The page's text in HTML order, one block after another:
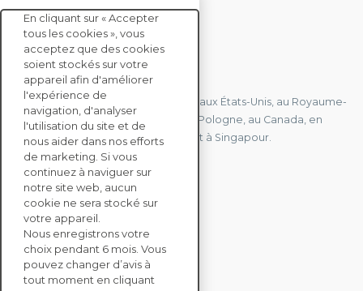
CONTACTEZ-NOUS
Nous avons des bureaux en France, aux États-Unis, au Royaume-
Uni, à Hong Kong, à l'île Maurice, en Pologne, au Canada, en
Allemagne, au Japon, en Espagne et à Singapour.
CONTACTEZ-NOUS
SOLUTIONS
ENTERPRISE
En cliquant sur « Accepter
tous les cookies », vous
acceptez que des cookies
soient stockés sur votre
appareil afin d'améliorer
l'expérience de
navigation, d'analyser
l'utilisation du site et de
nous aider dans nos efforts
de marketing. Si vous
continuez à naviguer sur
notre site web, aucun
cookie ne sera stocké sur
votre appareil.
Nous enregistrons votre
choix pendant 6 mois. Vous
pouvez changer d’avis à
tout moment en cliquant